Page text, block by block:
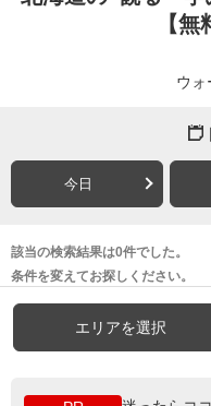
【無
ウォ
今日
該当の検索結果は0件でした。
条件を変えてお探しください。
エリアを選択